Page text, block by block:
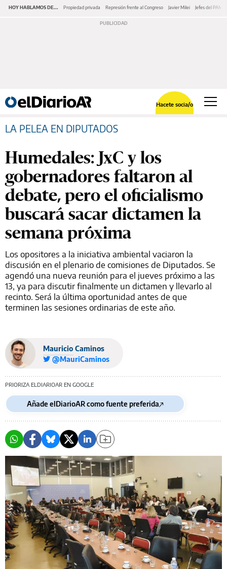
HOY HABLAMOS DE... Propiedad privada Represión frente al Congreso Javier Milei Jefes del PAMI
Hacete socia/o
LA PELEA EN DIPUTADOS
Humedales: JxC y los
gobernadores faltaron al
debate, pero el oficialismo
buscará sacar dictamen la
semana próxima
Los opositores a la iniciativa ambiental vaciaron la
discusión en el plenario de comisiones de Diputados. Se
agendó una nueva reunión para el jueves próximo a las
13, ya para discutir finalmente un dictamen y llevarlo al
recinto. Será la última oportunidad antes de que
terminen las sesiones ordinarias de este año.
Mauricio Caminos
@MauriCaminos
PRIORIZA ELDIARIOAR EN GOOGLE
Añade elDiarioAR como fuente preferida